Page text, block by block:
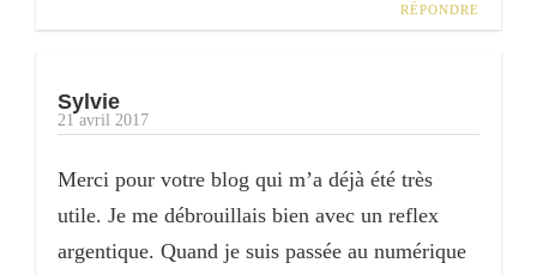
RÉPONDRE
Sylvie
21 avril 2017
Merci pour votre blog qui m’a déjà été très
utile. Je me débrouillais bien avec un reflex
argentique. Quand je suis passée au numérique